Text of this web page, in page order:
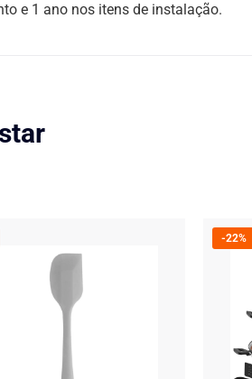
e 1 ano nos itens de instalação.
-22%